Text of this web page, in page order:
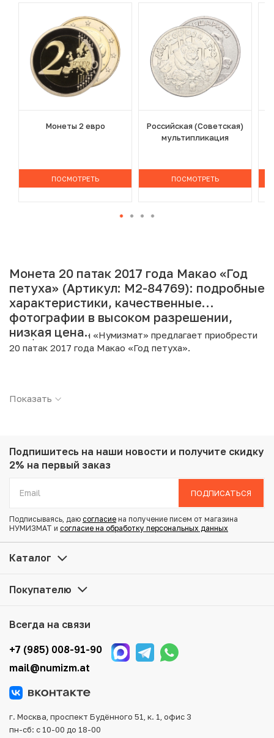
Монеты 2 евро
ПОСМОТРЕТЬ
Российская (Советская)
мультипликация
ПОСМОТРЕТЬ
Монета 20 патак 2017 года Макао «Год
петуха» (Артикул: M2-84769): подробные
характеристики, качественные
фотографии в высоком разрешении,
низкая цена.
Интернет магазин «Нумизмат» предлагает приобрести
20 патак 2017 года Макао «Год петуха».
Страна: Макао
Проба: 999
Вес: 31.1 г
Состояние: Proof
Купить 20 патак 2017 года Макао «Год петуха» по
привлекательной цене можно в нашем интернет-
наличии на нашем складе.
того, возможен самовывоз товара из офиса магазина.
Для вашего удобства представлены несколько способов
оплаты и доставки заказа. Все отправления надежно и
тщательно упаковываются, что исключает возможность
Показать
Подпишитесь на наши новости и получите скидку
2% на первый заказ
ПОДПИСАТЬСЯ
Подписываясь, даю согласие на получение писем от магазина
НУМИЗМАТ и согласие на обработку персональных данных
Каталог
Покупателю
Всегда на связи
+7 (985) 008-91-90
mail@numizm.at
г. Москва, проспект Будённого 51, к. 1, офис 3
пн-сб: с 10-00 до 18-00